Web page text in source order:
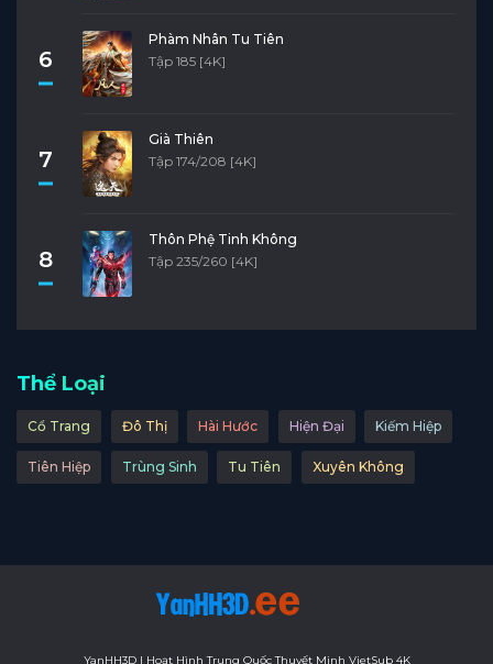
6
Phàm Nhân Tu Tiên
Tập 185 [4K]
7
Già Thiên
Tập 174/208 [4K]
8
Thôn Phệ Tinh Không
Tập 235/260 [4K]
Thể Loại
Cổ Trang Đô Thị Hài Hước Hiện Đại Kiếm Hiệp
Tiên Hiệp Trùng Sinh Tu Tiên Xuyên Không
YanHH3D | Hoạt Hình Trung Quốc Thuyết Minh VietSub 4K